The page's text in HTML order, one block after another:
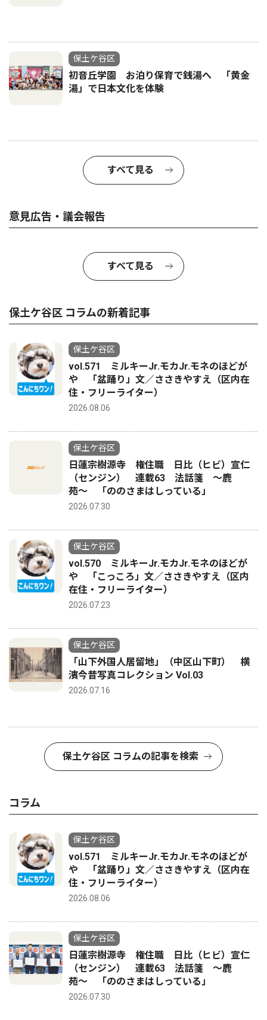
保土ケ谷区
初音丘学園 お泊り保育で銭湯へ 「黄金
湯」で日本文化を体験
すべて見る
意見広告・議会報告
すべて見る
保土ケ谷区 コラムの新着記事
保土ケ谷区
vol.571 ミルキーJr.モカJr.モネのほどが
や 「盆踊り」文／ささきやすえ（区内在
住・フリーライター）
2026.08.06
保土ケ谷区
日蓮宗樹源寺 権住職 日比（ヒビ）宣仁
（センジン） 連載63 法話箋 〜鹿
苑〜 「ののさまはしっている」
2026.07.30
保土ケ谷区
vol.570 ミルキーJr.モカJr.モネのほどが
や 「こっころ」文／ささきやすえ（区内
在住・フリーライター）
2026.07.23
保土ケ谷区
「山下外国人居留地」（中区山下町） 横
濱今昔写真コレクション Vol.03
2026.07.16
保土ケ谷区 コラムの記事を検索
コラム
保土ケ谷区
vol.571 ミルキーJr.モカJr.モネのほどが
や 「盆踊り」文／ささきやすえ（区内在
住・フリーライター）
2026.08.06
保土ケ谷区
日蓮宗樹源寺 権住職 日比（ヒビ）宣仁
（センジン） 連載63 法話箋 〜鹿
苑〜 「ののさまはしっている」
2026.07.30